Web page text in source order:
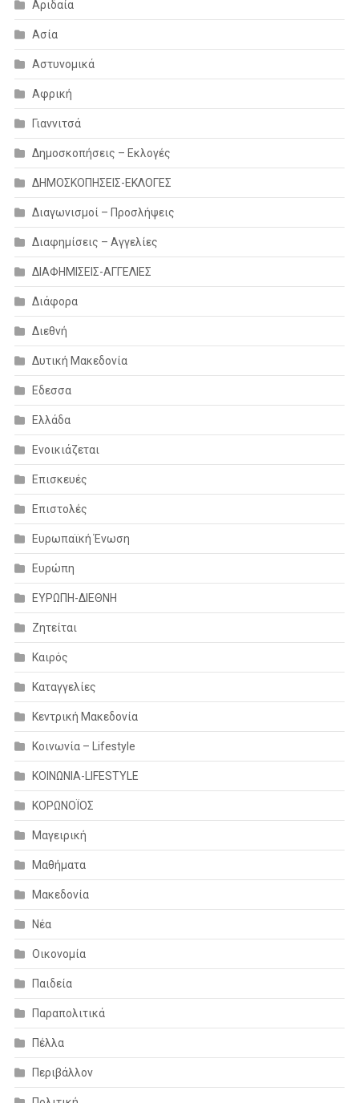
Αριδαία
Ασία
Αστυνομικά
Αφρική
Γιαννιτσά
Δημοσκοπήσεις – Εκλογές
ΔΗΜΟΣΚΟΠΗΣΕΙΣ-ΕΚΛΟΓΕΣ
Διαγωνισμοί – Προσλήψεις
Διαφημίσεις – Αγγελίες
ΔΙΑΦΗΜΙΣΕΙΣ-ΑΓΓΕΛΙΕΣ
Διάφορα
Διεθνή
Δυτική Μακεδονία
Εδεσσα
Ελλάδα
Ενοικιάζεται
Επισκευές
Επιστολές
Ευρωπαϊκή Ένωση
Ευρώπη
ΕΥΡΩΠΗ-ΔΙΕΘΝΗ
Ζητείται
Καιρός
Καταγγελίες
Κεντρική Μακεδονία
Κοινωνία – Lifestyle
ΚΟΙΝΩΝΙΑ-LIFESTYLE
ΚΟΡΩΝΟΪΟΣ
Μαγειρική
Μαθήματα
Μακεδονία
Νέα
Οικονομία
Παιδεία
Παραπολιτικά
Πέλλα
Περιβάλλον